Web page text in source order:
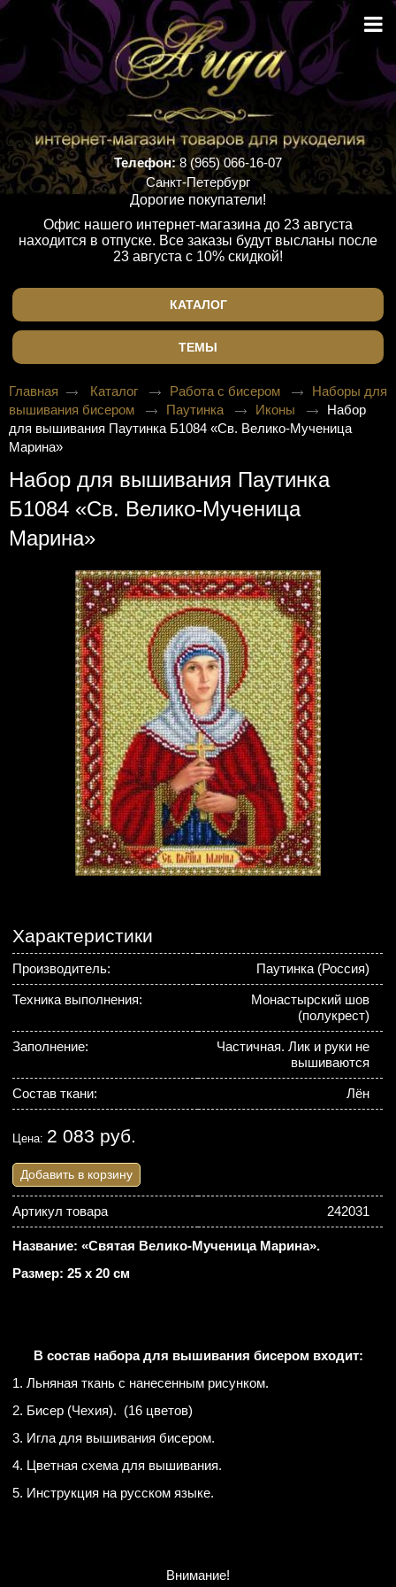
Телефон:8 (965) 066-16-07
Санкт-Петербург
Дорогие покупатели!
Офис нашего интернет-магазина до 23 августа
находится в отпуске. Все заказы будут высланы после
23 августа с 10% скидкой!
КАТАЛОГ
ТЕМЫ
Главная Каталог Работа с бисером
Наборы для
вышивания бисером
Паутинка Иконы
Набор
для вышивания Паутинка Б1084 «Св. Велико-Мученица
Марина»
Набор для вышивания Паутинка
Б1084 «Св. Велико-Мученица
Марина»
Характеристики
Производитель: Паутинка (Россия)
Техника выполнения:
Монастырский шов
(полукрест)
Заполнение:
Частичная. Лик и руки не
вышиваются
Состав ткани: Лён
Цена: 2 083 руб.
Добавить в корзину
Артикул товара 242031
Название: «Святая Велико-Мученица Марина».
Размер: 25 х 20 см
В состав набора для вышивания бисером входит:
1. Льняная ткань с нанесенным рисунком.
2. Бисер (Чехия). (16 цветов)
3. Игла для вышивания бисером.
4. Цветная схема для вышивания.
5. Инструкция на русском языке.
Внимание!